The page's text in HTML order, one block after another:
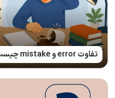
تفاوت error و mistake چیست؟